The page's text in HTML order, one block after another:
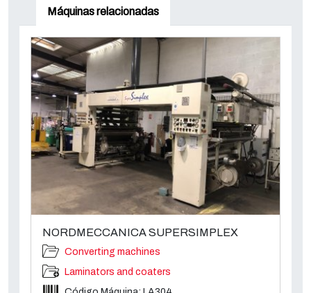
Máquinas relacionadas
NORDMECCANICA SUPERSIMPLEX
Converting machines
Laminators and coaters